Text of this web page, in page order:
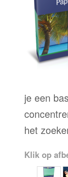
je een
het
Klik op